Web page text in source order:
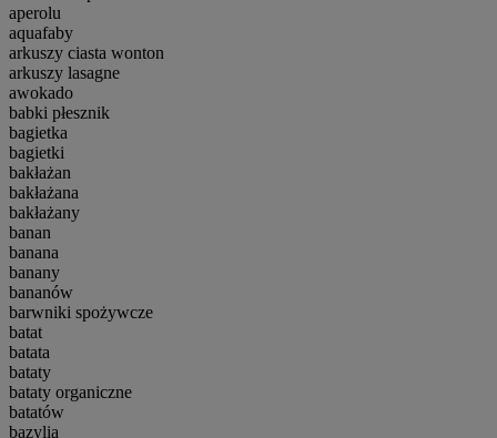
aperolu
aquafaby
arkuszy ciasta wonton
arkuszy lasagne
awokado
babki płesznik
bagietka
bagietki
bakłażan
bakłażana
bakłażany
banan
banana
banany
bananów
barwniki spożywcze
batat
batata
bataty
bataty organiczne
batatów
bazylia